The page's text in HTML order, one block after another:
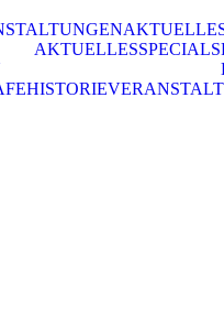
AKTUELLESSPECIALS
HISTORIE